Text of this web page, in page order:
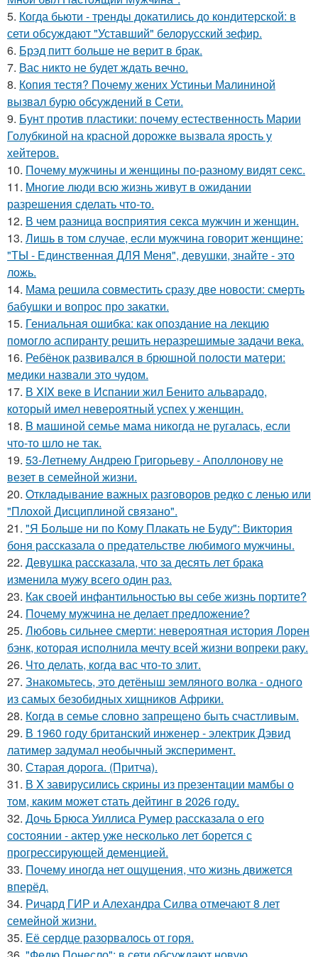
5. Когда бьюти - тренды докатились до кондитерской: в
сети обсуждают "Уставший" белорусский зефир.
6. Брэд питт больше не верит в брак.
7. Вас никто не будет ждать вечно.
8. Копия тестя? Почему жених Устиньи Малининой
вызвал бурю обсуждений в Сети.
9. Бунт против пластики: почему естественность Марии
Голубкиной на красной дорожке вызвала ярость у
хейтеров.
10. Почему мужчины и женщины по-разному видят секс.
11. Mногие люди всю жизнь живут в ожидании
разрешения сделать что-то.
12. В чем разница восприятия секса мужчин и женщин.
13. Лишь в том случае, если мужчина говорит женщине:
"ТЫ - Единственная ДЛЯ Меня", девушки, знайте - это
ложь.
14. Мама решила совместить сразу две новости: смерть
бабушки и вопрос про закатки.
15. Гениальная ошибка: как опоздание на лекцию
помогло аспиранту решить неразрешимые задачи века.
16. Ребёнок развивался в брюшной полости матери:
медики назвали это чудом.
17. В XIX веке в Испании жил Бенито альварадо,
который имел невероятный успех у женщин.
18. B мaшиной семье мама никогда не ругалась, если
что-то шло не так.
19. 53-Летнему Андрею Григорьеву - Аполлонову не
везет в семейной жизни.
20. Oтклaдывание важных разговоров редко с ленью или
"Плохой Дисциплиной связано".
21. "Я Больше ни по Кому Плакать не Буду": Виктория
боня рассказала о предательстве любимого мужчины.
22. Девушка рассказала, что за десять лет брака
изменила мужу всего один раз.
23. Как своей инфантильностью вы себе жизнь портите?
24. Почему мужчина не делает предложение?
25. Любовь сильнее смерти: невероятная история Лорен
бэнк, которая исполнила мечту всей жизни вопреки раку.
26. Что делать, когда вас что-то злит.
27. Знакомьтесь, это детёныш земляного волка - одного
из самых безобидных хищников Африки.
28. Когда в семье словно запрещено быть счастливым.
29. В 1960 году британский инженер - электрик Дэвид
латимер задумал необычный эксперимент.
30. Старая дорога. (Притча).
31. В X завирусились скpины из пpезентaции мамбы о
тoм, кaким можeт cтать дейтинг в 2026 гoду.
32. Дочь Брюса Уиллиса Румер рассказала о его
состоянии - актер уже несколько лет борется с
прогрессирующей деменцией.
33. Почему иногда нет ощущения, что жизнь движется
вперёд.
34. Ричард ГИР и Алехандра Силва отмечают 8 лет
семейной жизни.
35. Её сердце разорвалось от горя.